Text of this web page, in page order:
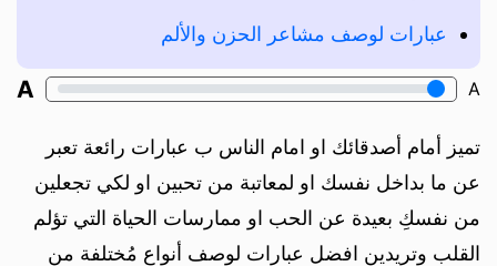
عبارات لوصف مشاعر الحزن والألم
A
A
تميز أمام أصدقائك او امام الناس ب عبارات رائعة تعبر
عن ما بداخل نفسك او لمعاتبة من تحبين او لكي تجعلين
من نفسكِ بعيدة عن الحب او ممارسات الحياة التي تؤلم
القلب وتريدين افضل عبارات لوصف أنواع مُختلفة من